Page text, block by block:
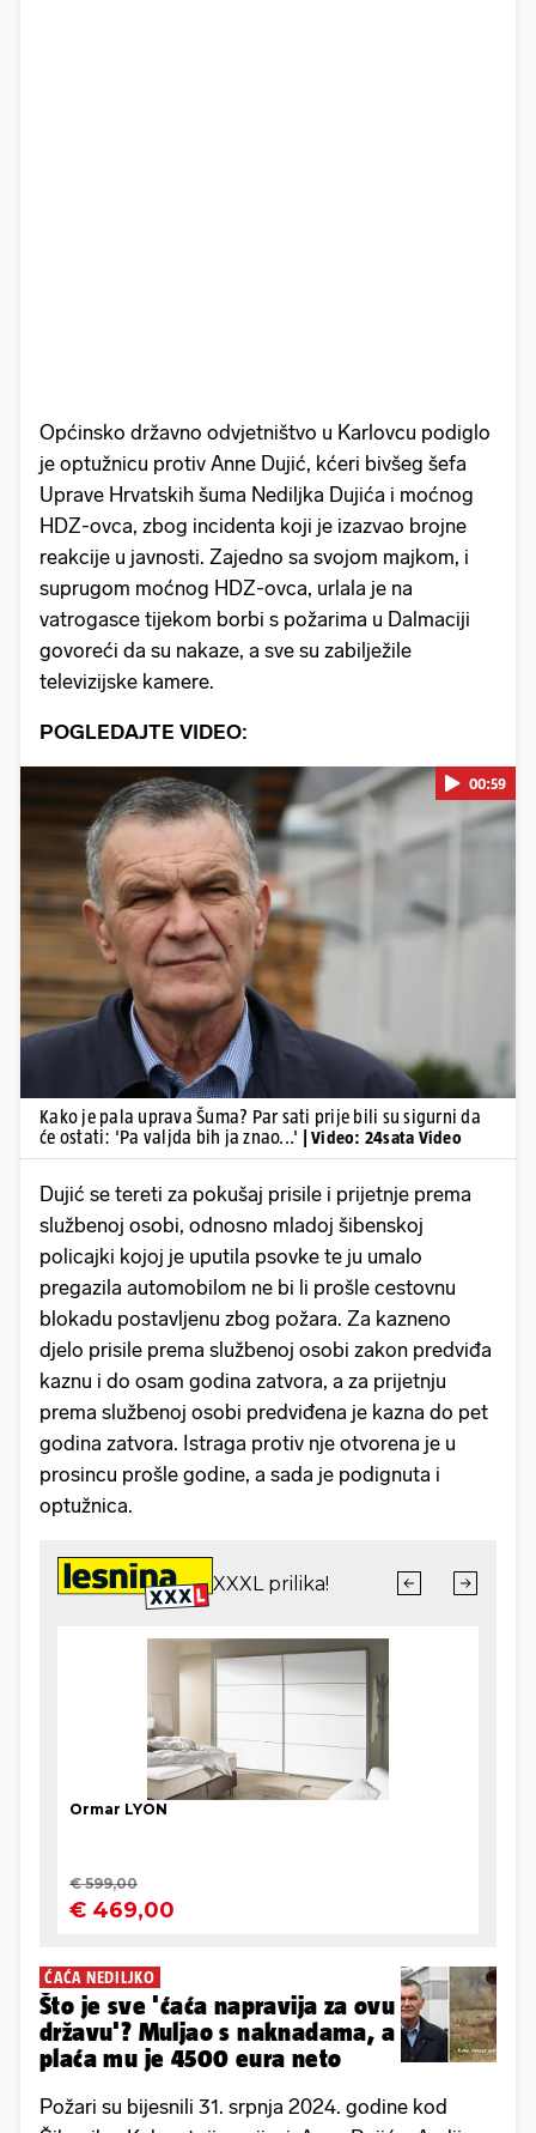
Općinsko državno odvjetništvo u Karlovcu podiglo
je optužnicu protiv Anne Dujić, kćeri bivšeg šefa
Uprave Hrvatskih šuma Nediljka Dujića i moćnog
HDZ-ovca, zbog incidenta koji je izazvao brojne
reakcije u javnosti. Zajedno sa svojom majkom, i
suprugom moćnog HDZ-ovca, urlala je na
vatrogasce tijekom borbi s požarima u Dalmaciji
govoreći da su nakaze, a sve su zabilježile
televizijske kamere.
POGLEDAJTE VIDEO:
Pokretanje videa...
00:59
Kako je pala uprava Šuma? Par sati prije bili su sigurni da
će ostati: 'Pa valjda bih ja znao...'
| Video: 24sata Video
Dujić se tereti za pokušaj prisile i prijetnje prema
službenoj osobi, odnosno mladoj šibenskoj
policajki kojoj je uputila psovke te ju umalo
pregazila automobilom ne bi li prošle cestovnu
blokadu postavljenu zbog požara. Za kazneno
djelo prisile prema službenoj osobi zakon predviđa
kaznu i do osam godina zatvora, a za prijetnju
prema službenoj osobi predviđena je kazna do pet
godina zatvora. Istraga protiv nje otvorena je u
prosincu prošle godine, a sada je podignuta i
optužnica.
ĆAĆA NEDILJKO
Što je sve 'ćaća napravija za ovu
državu'? Muljao s naknadama, a
plaća mu je 4500 eura neto
Požari su bijesnili 31. srpnja 2024. godine kod